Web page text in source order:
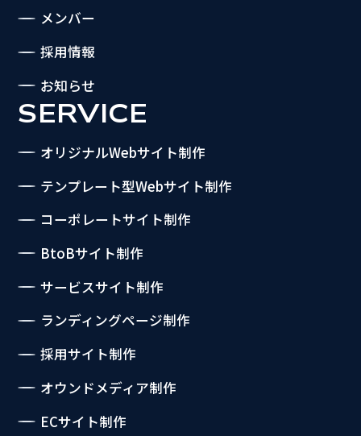
メンバー
採用情報
お知らせ
SERVICE
オリジナルWebサイト制作
テンプレート型Webサイト制作
コーポレートサイト制作
BtoBサイト制作
サービスサイト制作
ランディングページ制作
採用サイト制作
オウンドメディア制作
ECサイト制作